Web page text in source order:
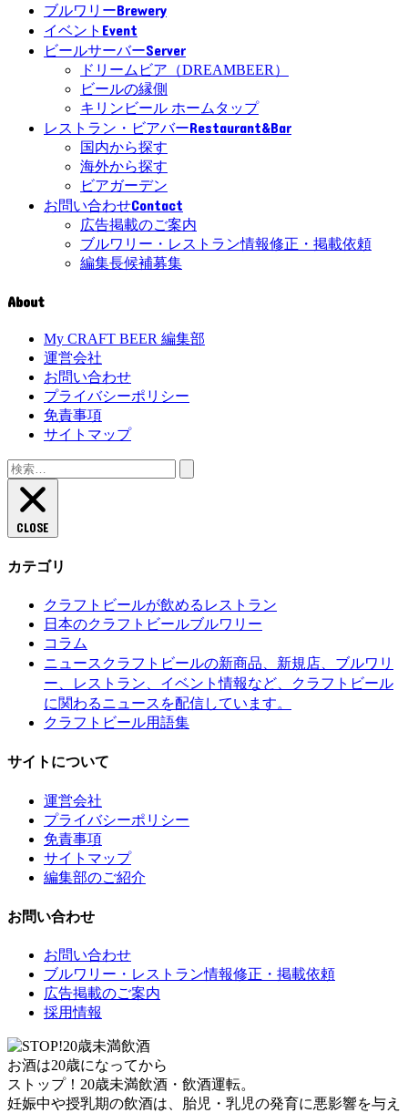
ブルワリーBrewery
イベント Event
ビールサーバーServer
ドリームビア（DREAMBEER）
ビールの縁側
キリンビール ホームタップ
レストラン・ビアバーRestaurant&Bar
国内から探す
海外から探す
ビアガーデン
お問い合わせContact
広告掲載のご案内
ブルワリー・レストラン情報修正・掲載依頼
編集長候補募集
About
My CRAFT BEER 編集部
運営会社
お問い合わせ
プライバシーポリシー
免責事項
サイトマップ
検
索:
CLOSE
カテゴリ
クラフトビールが飲めるレストラン
日本のクラフトビールブルワリー
コラム
ニュース クラフトビールの新商品、新規店、ブルワリ
ー、レストラン、イベント情報など、クラフトビール
に関わるニュースを配信しています。
クラフトビール用語集
サイトについて
運営会社
プライバシーポリシー
免責事項
サイトマップ
編集部のご紹介
お問い合わせ
お問い合わせ
ブルワリー・レストラン情報修正・掲載依頼
広告掲載のご案内
採用情報
お酒は20歳になってから
ストップ！20歳未満飲酒・飲酒運転。
妊娠中や授乳期の飲酒は、胎児・乳児の発育に悪影響を与え